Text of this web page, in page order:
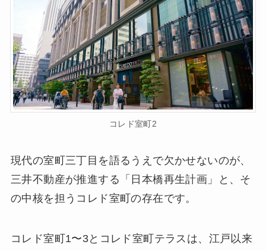
コレド室町2
現代の室町三丁目を語るうえで欠かせないのが、
三井不動産が推進する「日本橋再生計画」と、そ
の中核を担うコレド室町の存在です。
コレド室町1〜3とコレド室町テラスは、江戸以来